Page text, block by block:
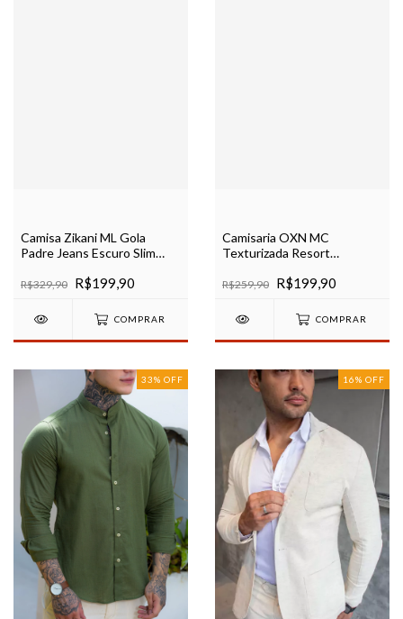
Camisa Zikani ML Gola
Padre Jeans Escuro Slim
R$329,90 R$199,90
COMPRAR
Camisaria OXN MC
Texturizada Resort
R$259,90 R$199,90
COMPRAR
33% OFF 16% OFF